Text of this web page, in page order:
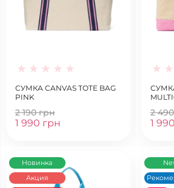
СУМКА CANVAS TOTE BAG
PINK
2 190 грн
1 990 грн
2
1
Новинка
Акция